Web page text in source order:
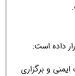
داده است:
و برگزاری